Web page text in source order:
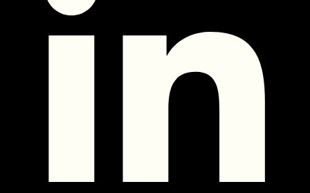
חזות דתית בהגזמה – האם לבושה בצניעות,
בידיה תינוק. האב ואפילו התינוק חובשים
כיפה. על שולחן המטבח מוצגים לראווה
חלות, גביע יין, נרות שבת. במרכז הסצנה
ניצבת דמות נוספת, דמותו של רב. גופו
אדום וגדול. הסיר פתוח ומציץ מתוכו חזיר.